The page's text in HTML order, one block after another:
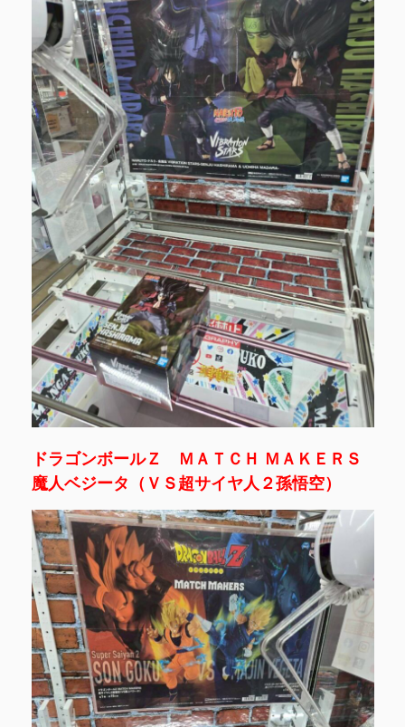
ドラゴンボールＺ ＭＡＴＣＨ ＭＡＫＥＲＳ
魔人ベジータ（ＶＳ超サイヤ人２孫悟空）